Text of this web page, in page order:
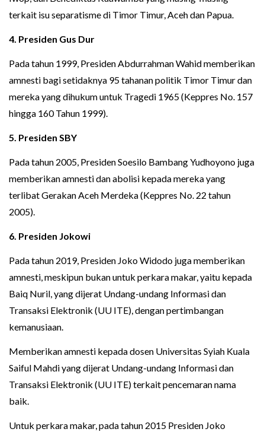
terkait isu separatisme di Timor Timur, Aceh dan Papua.
4. Presiden Gus Dur
Pada tahun 1999, Presiden Abdurrahman Wahid memberikan
amnesti bagi setidaknya 95 tahanan politik Timor Timur dan
mereka yang dihukum untuk Tragedi 1965 (Keppres No. 157
hingga 160 Tahun 1999).
5. Presiden SBY
Pada tahun 2005, Presiden Soesilo Bambang Yudhoyono juga
memberikan amnesti dan abolisi kepada mereka yang
terlibat Gerakan Aceh Merdeka (Keppres No. 22 tahun
2005).
6. Presiden Jokowi
Pada tahun 2019, Presiden Joko Widodo juga memberikan
amnesti, meskipun bukan untuk perkara makar, yaitu kepada
Baiq Nuril, yang dijerat Undang-undang Informasi dan
Transaksi Elektronik (UU ITE), dengan pertimbangan
kemanusiaan.
Memberikan amnesti kepada dosen Universitas Syiah Kuala
Saiful Mahdi yang dijerat Undang-undang Informasi dan
Transaksi Elektronik (UU ITE) terkait pencemaran nama
baik.
Untuk perkara makar, pada tahun 2015 Presiden Joko